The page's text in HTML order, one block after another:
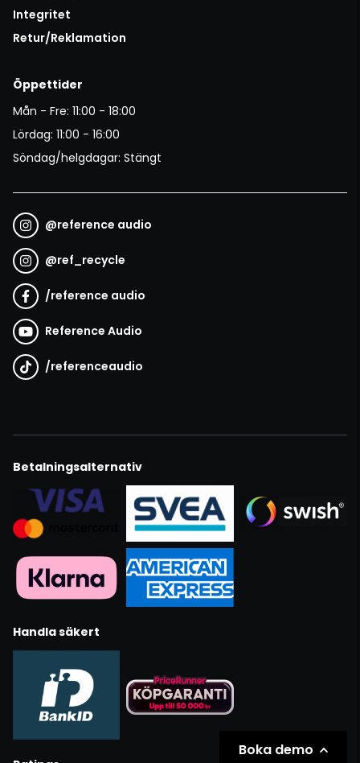
Integritet
Retur/Reklamation
Öppettider
Mån - Fre: 11:00 - 18:00
Lördag: 11:00 - 16:00
Söndag/helgdagar: Stängt
@reference audio
@ref_recycle
/reference audio
Reference Audio
/referenceaudio
Betalningsalternativ
Handla säkert
Boka demo